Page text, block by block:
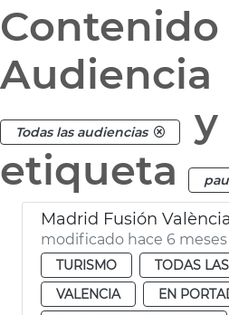
Contenido
Audiencia
Todas las audiencias
y
etiqueta
modificado hace 6 meses
TURISMO
TODAS
VALENCIA
EN